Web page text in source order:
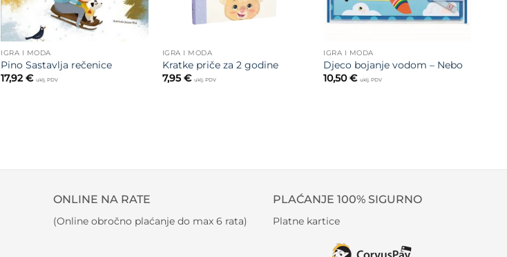
IGRA I MODA
Pino Sastavlja rečenice
17,92€ uklj. PDV
IGRA I MODA
Kratke priče za 2 godine
7,95 € uklj. PDV
IGRA I MODA
Djeco bojanje vodom – Nebo
10,50€ uklj. PDV
ONLINE NA RATE
(Online obročno plaćanje do max 6 rata)
PLAĆANJE 100% SIGURNO
Platne kartice